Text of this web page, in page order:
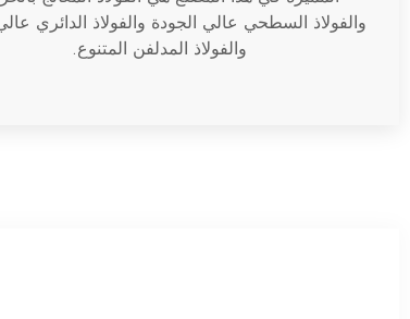
والفولاذ السطحي عالي الجودة والفولاذ الدائري
والفولاذ المدلفن المتنوع.